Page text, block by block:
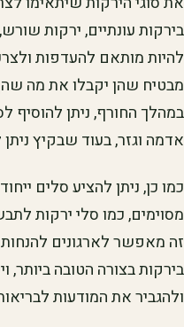
בירקות עונתיים, ירקות
להיות מותאם להעדפות
מבטיח שהן יקבלו את מה
במהלך החורף, ניתן להוסיף
אדמה וגזר, בעוד שבקיץ ניתן
כמו כן, ניתן להציע סלים
מסוימים, כמו סלי ירקות
זה מאפשר לארגונים
בירקות בצורה הטובה ביותר,
ולהגביר את המודעות